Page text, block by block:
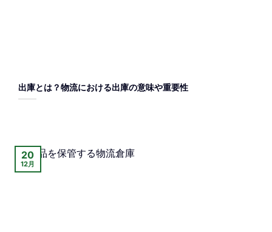
出庫とは？物流における出庫の意味や重要性
20
12月